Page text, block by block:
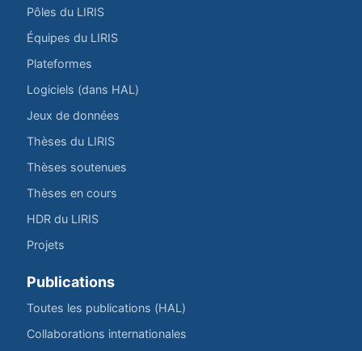
Pôles du LIRIS
Équipes du LIRIS
Plateformes
Logiciels (dans HAL)
Jeux de données
Thèses du LIRIS
Thèses soutenues
Thèses en cours
HDR du LIRIS
Projets
Publications
Toutes les publications (HAL)
Collaborations internationales